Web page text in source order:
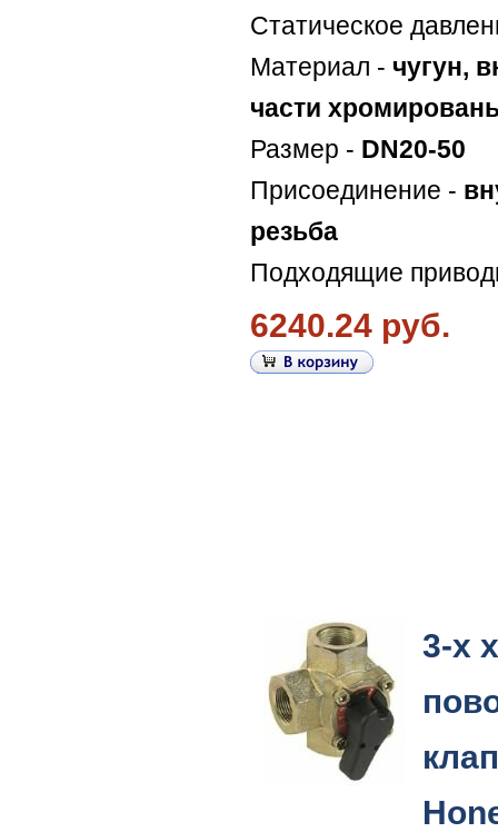
Статическое
Материал - чугун,
части
Размер - DN20-50
Присоединение -
резьба
Подходящие
6240.24 руб.
3-х